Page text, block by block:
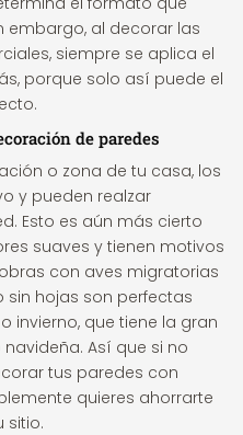
embargo, al decorar las
siempre se aplica el
porque solo así puede el
de paredes
o zona de tu casa, los
y pueden realzar
Esto es aún más cierto
suaves y tienen motivos
con aves migratorias
sin hojas son perfectas
invierno, que tiene la gran
Así que si no
tus paredes con
quieres ahorrarte
sitio.